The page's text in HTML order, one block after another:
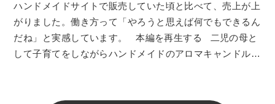
ハンドメイドサイトで販売していた頃と比べて、売上が上
がりました。働き方って「やろうと思えば何でもできるん
だね」と実感しています。 本編を再生する 二児の母と
して子育てをしながらハンドメイドのアロマキャンドルを